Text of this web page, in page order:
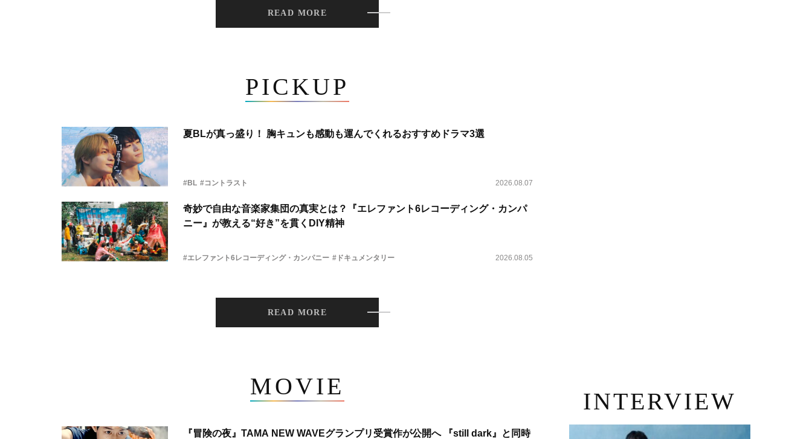
READ MORE
PICKUP
夏BLが真っ盛り！ 胸キュンも感動も運んでくれるおすすめドラマ3選
#BL #コントラスト 2026.08.07
奇妙で自由な音楽家集団の真実とは？『エレファント6レコーディング・カンパ
ニー』が教える“好き”を貫くDIY精神
#エレファント6レコーディング・カンパニー #ドキュメンタリー 2026.08.05
READ MORE
MOVIE
『冒険の夜』TAMA NEW WAVEグランプリ受賞作が公開へ 『still dark』と同時
INTERVIEW